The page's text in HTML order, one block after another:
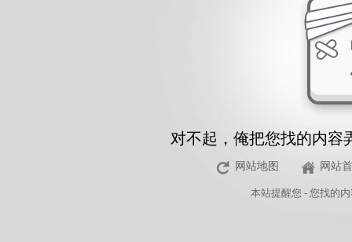
对不起，俺把您找的内容
网站地图 网站
本站提醒您 - 您找的